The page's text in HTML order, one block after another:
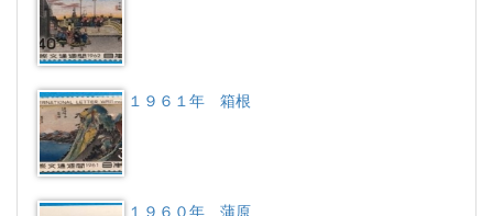
１９６１年 箱根
１９６０年 蒲原